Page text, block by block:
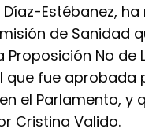
Estébanez,
de Sanidad
Proposición No de
que fue aprobada
el Parlamento, y
Cristina Valido.